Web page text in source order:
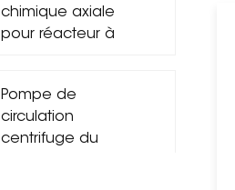
chimique axiale
pour réacteur à
Pompe de
circulation
centrifuge du